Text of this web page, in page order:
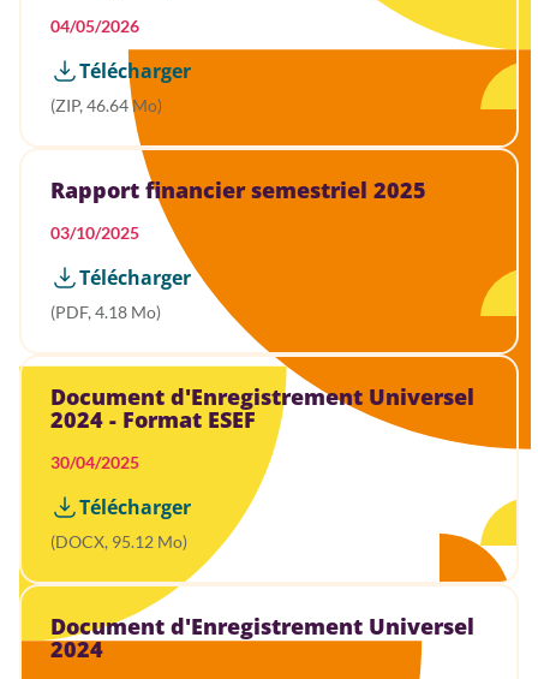
04/05/2026
Télécharger
(ZIP, 46.64 Mo)
Rapport financier semestriel 2025
03/10/2025
Télécharger
(PDF, 4.18 Mo)
Document d'Enregistrement Universel
2024 - Format ESEF
30/04/2025
Télécharger
(DOCX, 95.12 Mo)
Document d'Enregistrement Universel
2024